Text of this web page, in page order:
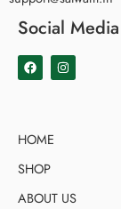
Social Media
HOME
SHOP
ABOUT US